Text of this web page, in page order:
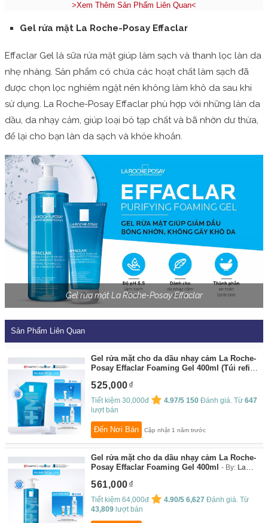
>Xem Thêm Sản Phẩm Liên Quan<
Gel rửa mặt La Roche-Posay Effaclar
Effaclar Gel là sữa rửa mặt giúp làm sạch và thanh lọc làn da
nhẹ nhàng. Sản phẩm có chứa các hoạt chất làm sạch đã
được chọn lọc nghiêm ngặt nên không làm khô da sau khi
sử dụng. La Roche-Posay Effaclar phù hợp với những làn da
dầu, da nhạy cảm, giúp loại bỏ tạp chất và bã nhờn dư thừa,
để lại cho bạn làn da sạch và khỏe khoắn.
Gel rửa mặt La Roche-Posay Effaclar
Sản Phẩm Liên Quan
Gel rửa mặt cho da dầu nhạy cảm La Roche-
Posay Effaclar Foaming Gel 400ml (Túi refill)
525,000
Tiết kiệm 30,000đ 4.97/5 150 Đánh giá. Từ647
lượt bán
Đến Nơi Bán Cập nhật 1 năm trước
Gel rửa mặt cho da dầu nhạy cảm La Roche-
Posay Effaclar Foaming Gel 400ml
By: La
561,000
Tiết kiệm 64,000đ 4.90/5 6,627 Đánh giá. Từ
43,809 lượt bán